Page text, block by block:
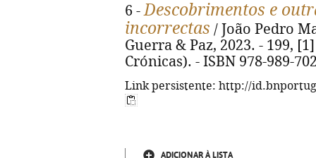
6 -Descobrimentos e
incorrectas / João Pedro
Guerra & Paz, 2023. - 199,
Crónicas). - ISBN 978-989-
Link persistente: http://
ADICIONAR À LISTA